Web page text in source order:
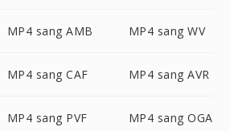
MP4 sang AMB MP4 sang WV
MP4 sang CAF MP4 sang AVR
MP4 sang PVF MP4 sang OGA